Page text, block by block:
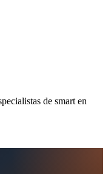
de smart en